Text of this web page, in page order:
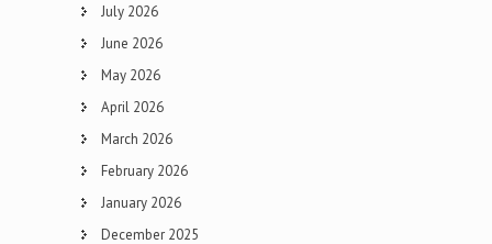
July 2026
June 2026
May 2026
April 2026
March 2026
February 2026
January 2026
December 2025